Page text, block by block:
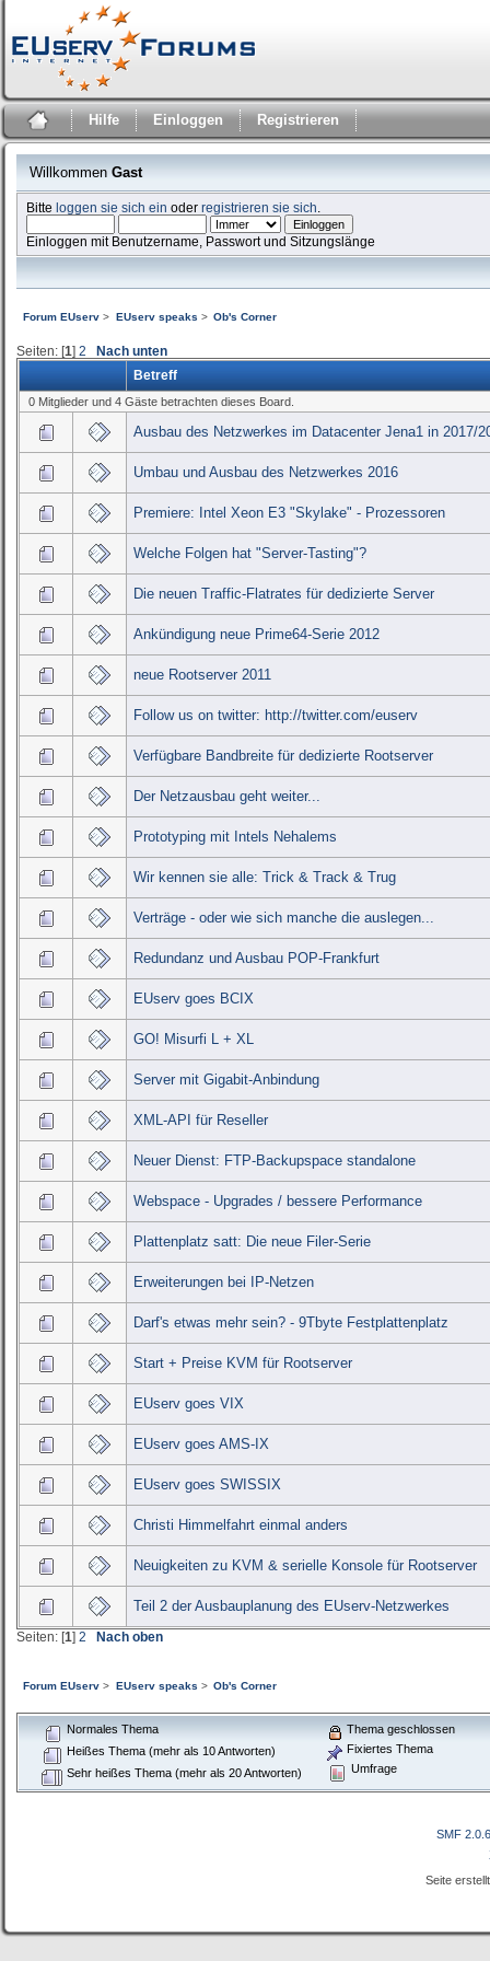
Hilfe Einloggen Registrieren
Willkommen Gast
Bitteloggen sie sich ein oderregistrieren sie sich
Einloggen mit Benutzername, Passwort und Sitzungslänge
Forum EUserv > EUserv speaks > Ob's Corner
Seiten: [1] 2
Nach unten
Betreff
0 Mitglieder und 4 Gäste betrachten dieses Board.
Ausbau des Netzwerkes im Datacenter Jena1 in 2017/
Umbau und Ausbau des Netzwerkes 2016
Premiere: Intel Xeon E3 "Skylake" - Prozessoren
Welche Folgen hat "Server-Tasting"?
Die neuen Traffic-Flatrates für dedizierte Server
Ankündigung neue Prime64-Serie 2012
neue Rootserver 2011
Follow us on twitter: http://twitter.com/euserv
Verfügbare Bandbreite für dedizierte Rootserver
Der Netzausbau geht weiter...
Prototyping mit Intels Nehalems
Wir kennen sie alle: Trick & Track & Trug
Verträge - oder wie sich manche die auslegen...
Redundanz und Ausbau POP-Frankfurt
EUserv goes BCIX
GO! Misurfi L + XL
Server mit Gigabit-Anbindung
XML-API für Reseller
Neuer Dienst: FTP-Backupspace standalone
Webspace - Upgrades / bessere Performance
Plattenplatz satt: Die neue Filer-Serie
Erweiterungen bei IP-Netzen
Darf's etwas mehr sein? - 9Tbyte Festplattenplatz
Start + Preise KVM für Rootserver
EUserv goes VIX
EUserv goes AMS-IX
EUserv goes SWISSIX
Christi Himmelfahrt einmal anders
Neuigkeiten zu KVM & serielle Konsole für Rootserver
Teil 2 der Ausbauplanung des EUserv-Netzwerkes
Seiten: [1] 2 Nach oben
Forum EUserv > EUserv speaks > Ob's Corner
Normales Thema
Heißes Thema (mehr als 10 Antworten)
Sehr heißes Thema (mehr als 20 Antworten)
Thema geschlossen
Fixiertes Thema
Umfrage
SMF 2.0.6
Seite